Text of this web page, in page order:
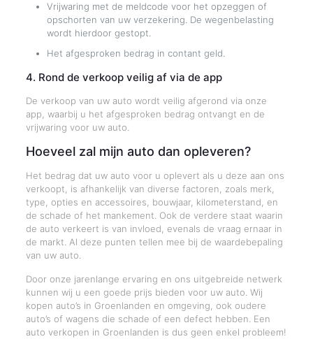
Vrijwaring met de meldcode voor het opzeggen of
opschorten van uw verzekering. De wegenbelasting
wordt hierdoor gestopt.
Het afgesproken bedrag in contant geld.
4. Rond de verkoop veilig af via de app
De verkoop van uw auto wordt veilig afgerond via onze
app, waarbij u het afgesproken bedrag ontvangt en de
vrijwaring voor uw auto.
Hoeveel zal mijn auto dan opleveren?
Het bedrag dat uw auto voor u oplevert als u deze aan ons
verkoopt, is afhankelijk van diverse factoren, zoals merk,
type, opties en accessoires, bouwjaar, kilometerstand, en
de schade of het mankement. Ook de verdere staat waarin
de auto verkeert is van invloed, evenals de vraag ernaar in
de markt. Al deze punten tellen mee bij de waardebepaling
van uw auto.
Door onze jarenlange ervaring en ons uitgebreide netwerk
kunnen wij u een goede prijs bieden voor uw auto. Wij
kopen auto’s in Groenlanden en omgeving, ook oudere
auto’s of wagens die schade of een defect hebben. Een
auto verkopen in Groenlanden is dus geen enkel probleem!